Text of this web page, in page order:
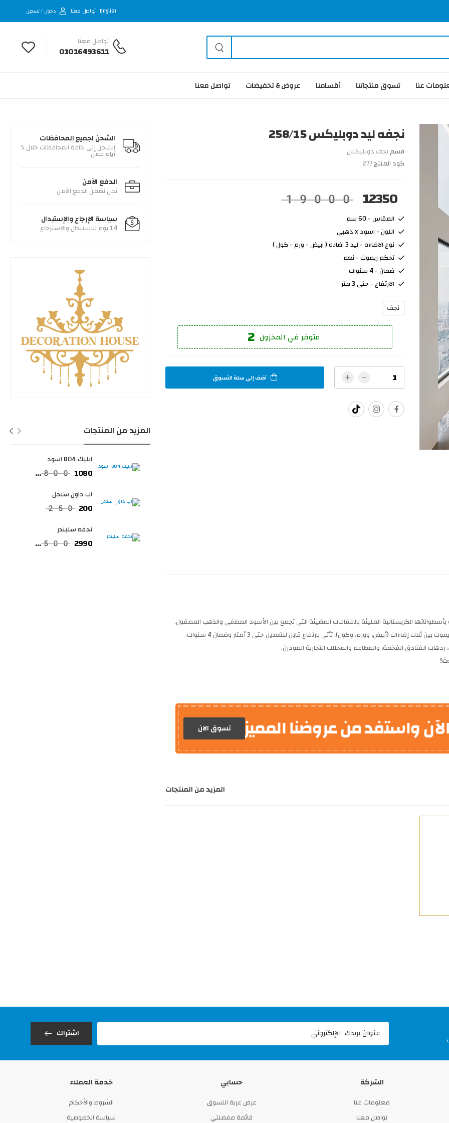
English تواصل معنا دخول / تسجيل
تواصل معنا
01016493611
عنا تسوق منتجاتنا أقسامنا عروض & تخفيضات تواصل معنا
نجفه ليد دوبليكس 258/15
قسم نجف دوبليكس
كود المنتج277
12350
19000
المقاس - 60 سم
اللون - اسود x ذهبي
نوع الاضاءه - ليد 3 اضاءه ( ابيض - ورم - كول )
تحكم ريموت - نعم
ضمان - 4 سنوات
الارتفاع - حتى 3 متر
نجف
متوفر في المخزون 2
أضف إلى سلة التسوق
لمساحتك مع نجفة الدوبلكس مقاس 60 سم، المتميزة بأسطواناتها الكريستالية المليئة بالفقاعات المضيئة التي تجمع بين الأسود المطفي والذهب المصقول.
ردهات الفنادق الفخمة، والمطاعم والمحلات التجارية المودرن.
واستفد من عروضنا المميزة! ديكوريشن هاوستسوق الان
المزيد من المنتجات
الشحن لجميع المحافظات
الشحن إلى كافة المحافظات خلال 5
أيام عمل
الدفع الآمن
نحن نضمن الدفع الآمن
سياسة الإرجاع والإستبدال
14 يوم للاستبدال والاسترجاع
المزيد من المنتجات
ابليك B04 اسود
1080
1800
اب داون سنجل
200
250
نجفه سليندر
2990
4500
اشتراك
الشركة
معلومات عنا
تواصل معنا
حسابي
عرض عربة التسوق
قائمة مفضلتي
خدمة العملاء
الشروط والأحكام
سياسة الخصوصية